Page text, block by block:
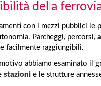
della
con i mezzi pubblici le
Parcheggi, percorsi,
facilmente raggiungibili.
abbiamo esaminato il
stazioni e le strutture